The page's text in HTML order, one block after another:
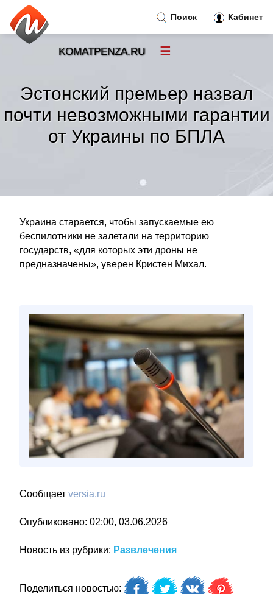
Эстонский премьер назвал
почти невозможными гарантии
от Украины по БПЛА
Украина старается, чтобы запускаемые ею
беспилотники не залетали на территорию
государств, «для которых эти дроны не
предназначены», уверен Кристен Михал.
Сообщает versia.ru
Опубликовано: 02:00, 03.06.2026
Новость из рубрики: Развлечения
Поделиться новостью:
Поиск Кабинет
KOMATPENZA.RU ☰
Новости»
Тренды новостей »
Рубрики»